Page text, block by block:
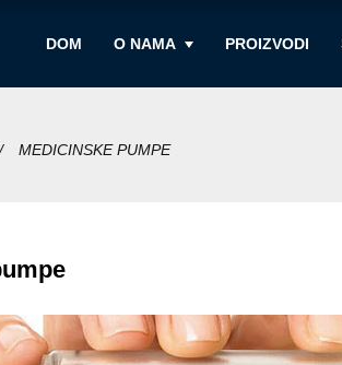
DOM O NAMA PROIZVODI
MEDICINSKE PUMPE